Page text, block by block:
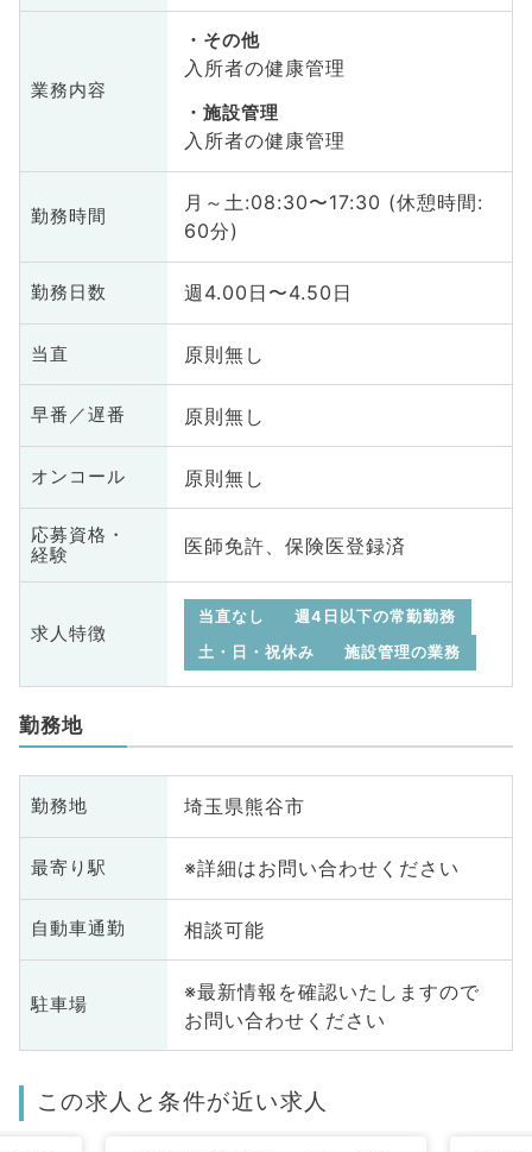
業務内容
その他
入所者の健康管理
施設管理
入所者の健康管理
勤務時間
月～土:08:30〜17:30 (休憩時間:
60分)
勤務日数 週4.00日〜4.50日
当直 原則無し
早番／遅番 原則無し
オンコール 原則無し
応募資格・
経験
医師免許、保険医登録済
求人特徴
当直なし
週4日以下の常勤勤務
土・日・祝休み
施設管理の業務
勤務地
勤務地 埼玉県熊谷市
最寄り駅 ※詳細はお問い合わせください
自動車通勤 相談可能
駐車場
※最新情報を確認いたしますので
お問い合わせください
この求人と条件が近い求人